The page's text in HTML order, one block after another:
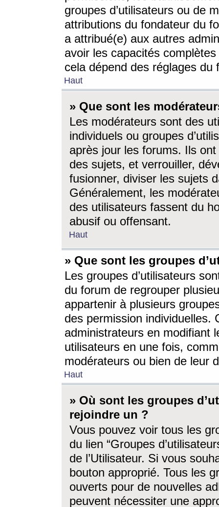
groupes d’utilisateurs ou de
attributions du fondateur du
a attribué(e) aux autres
avoir les capacités
cela dépend des réglages du
Haut
» Que sont les
Les modérateurs sont des
individuels ou groupes
après jour les forums. Ils ont
des sujets, et verrouiller,
fusionner, diviser les sujets
Généralement, les
des utilisateurs fassent du
abusif ou offensant.
Haut
» Que sont les groupes
Les groupes d’utilisateurs
du forum de regrouper
appartenir à plusieurs
des permission individuelles.
administrateurs en modifiant
utilisateurs en une fois,
modérateurs ou bien de leur
Haut
» Où sont les groupes
rejoindre un ?
Vous pouvez voir tous les
du lien “Groupes
de l’Utilisateur. Si vous
bouton approprié. Tous les
ouverts pour de nouvelles
peuvent nécessiter une